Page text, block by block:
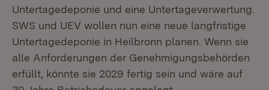
Untertagedeponie und eine Untertageverwertung.
SWS und UEV wollen nun eine neue langfristige
Untertagedeponie in Heilbronn planen. Wenn sie
alle Anforderungen der Genehmigungsbehörden
erfüllt, könnte sie 2029 fertig sein und wäre auf